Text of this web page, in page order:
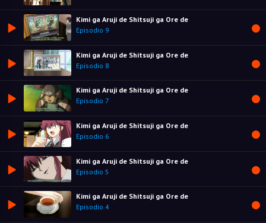
Kimi ga Aruji de Shitsuji ga Ore de
Episodio 9
Kimi ga Aruji de Shitsuji ga Ore de
Episodio 8
Kimi ga Aruji de Shitsuji ga Ore de
Episodio 7
Kimi ga Aruji de Shitsuji ga Ore de
Episodio 6
Kimi ga Aruji de Shitsuji ga Ore de
Episodio 5
Kimi ga Aruji de Shitsuji ga Ore de
Episodio 4